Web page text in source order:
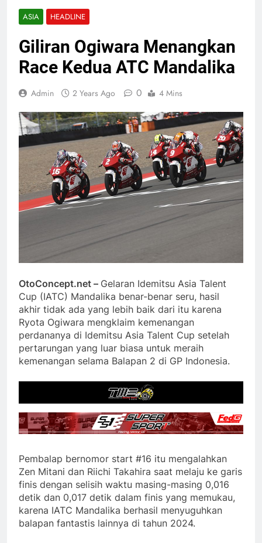
ASIA HEADLINE
Giliran Ogiwara Menangkan
Race Kedua ATC Mandalika
Admin 2 Years Ago 0 4 Mins
OtoConcept.net – Gelaran Idemitsu Asia Talent
Cup (IATC) Mandalika benar-benar seru, hasil
akhir tidak ada yang lebih baik dari itu karena
Ryota Ogiwara mengklaim kemenangan
perdananya di Idemitsu Asia Talent Cup setelah
pertarungan yang luar biasa untuk meraih
kemenangan selama Balapan 2 di GP Indonesia.
Pembalap bernomor start #16 itu mengalahkan
Zen Mitani dan Riichi Takahira saat melaju ke garis
finis dengan selisih waktu masing-masing 0,016
detik dan 0,017 detik dalam finis yang memukau,
karena IATC Mandalika berhasil menyuguhkan
balapan fantastis lainnya di tahun 2024.